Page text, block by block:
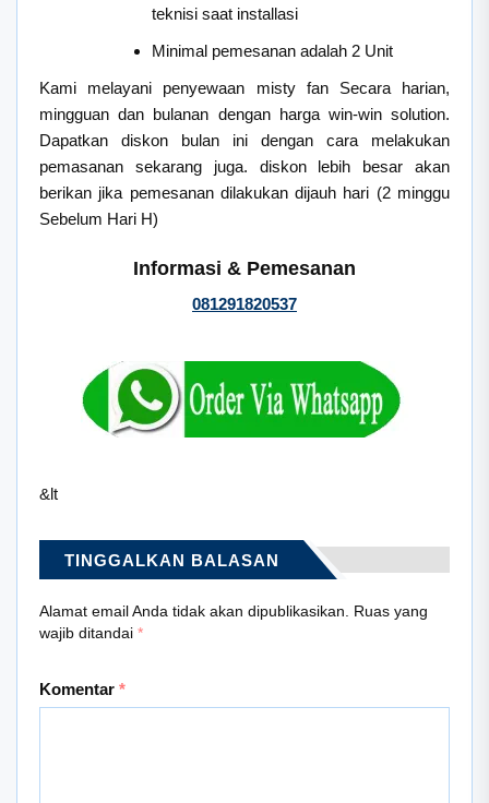
teknisi saat installasi
Minimal pemesanan adalah 2 Unit
Kami melayani penyewaan misty fan Secara harian,
mingguan dan bulanan dengan harga win-win solution.
Dapatkan diskon bulan ini dengan cara melakukan
pemasanan sekarang juga. diskon lebih besar akan
berikan jika pemesanan dilakukan dijauh hari (2 minggu
Sebelum Hari H)
Informasi & Pemesanan
081291820537
&lt
TINGGALKAN BALASAN
Alamat email Anda tidak akan dipublikasikan.
Ruas yang
wajib ditandai *
Komentar *